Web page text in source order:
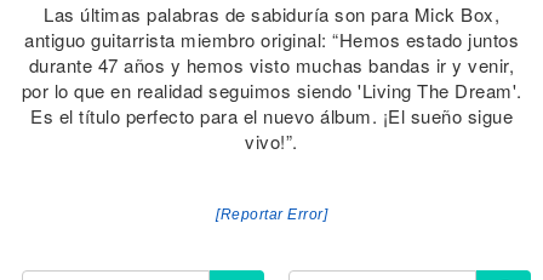
Las últimas palabras de sabiduría son para Mick Box,
antiguo guitarrista miembro original: “Hemos estado juntos
durante 47 años y hemos visto muchas bandas ir y venir,
por lo que en realidad seguimos siendo 'Living The Dream'.
Es el título perfecto para el nuevo álbum. ¡El sueño sigue
vivo!”.
[Reportar Error]